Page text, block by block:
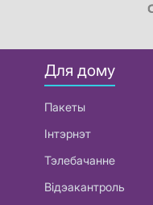
Для дому
Пакеты
Інтэрнэт
Тэлебачанне
Відэакантроль